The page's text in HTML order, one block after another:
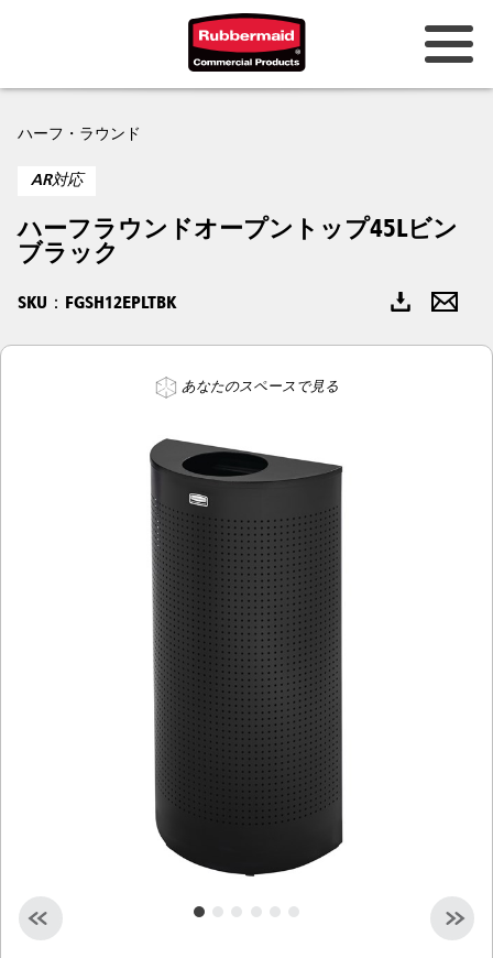
香港
フィリピン
タイ (TH)
シンガポール
マレーシア
インドネシア
台湾（中国語）
ハーフ・ラウンド
AR対応
ハーフラウンドオープントップ45Lビン
ブラック
SKU：FGSH12EPLTBK
あなたのスペースで見る